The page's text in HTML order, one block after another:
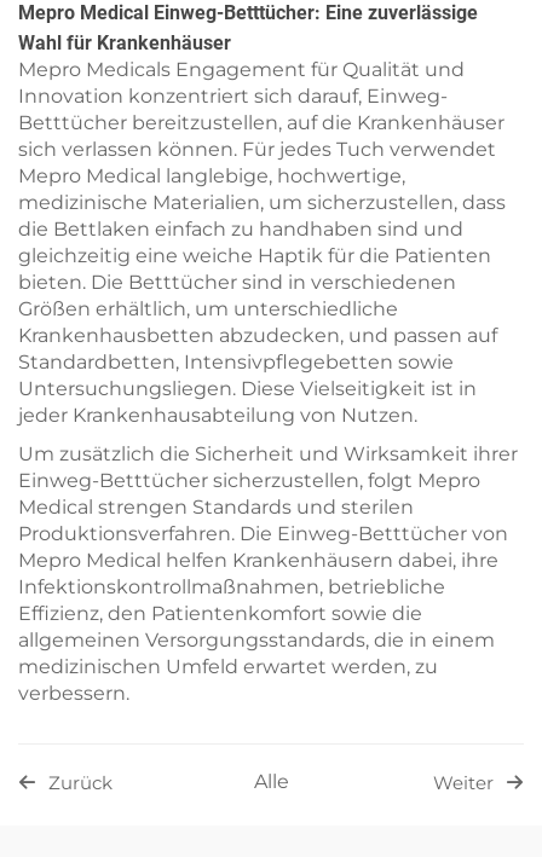
Mepro Medical Einweg-Betttücher: Eine zuverlässige
Wahl für Krankenhäuser
Mepro Medicals Engagement für Qualität und
Innovation konzentriert sich darauf, Einweg-
Betttücher bereitzustellen, auf die Krankenhäuser
sich verlassen können. Für jedes Tuch verwendet
Mepro Medical langlebige, hochwertige,
medizinische Materialien, um sicherzustellen, dass
die Bettlaken einfach zu handhaben sind und
gleichzeitig eine weiche Haptik für die Patienten
bieten. Die Betttücher sind in verschiedenen
Größen erhältlich, um unterschiedliche
Krankenhausbetten abzudecken, und passen auf
Standardbetten, Intensivpflegebetten sowie
Untersuchungsliegen. Diese Vielseitigkeit ist in
jeder Krankenhausabteilung von Nutzen.
Um zusätzlich die Sicherheit und Wirksamkeit ihrer
Einweg-Betttücher sicherzustellen, folgt Mepro
Medical strengen Standards und sterilen
Produktionsverfahren. Die Einweg-Betttücher von
Mepro Medical helfen Krankenhäusern dabei, ihre
Infektionskontrollmaßnahmen, betriebliche
Effizienz, den Patientenkomfort sowie die
allgemeinen Versorgungsstandards, die in einem
medizinischen Umfeld erwartet werden, zu
verbessern.
Zurück Alle Weiter